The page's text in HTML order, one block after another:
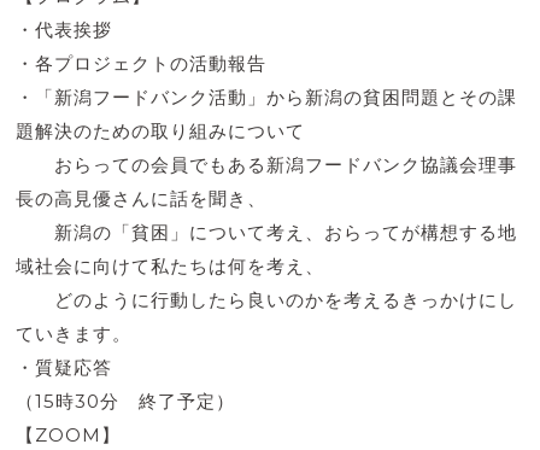
・代表挨拶
・各プロジェクトの活動報告
・「新潟フードバンク活動」から新潟の貧困問題とその課
題解決のための取り組みについて
おらっての会員でもある新潟フードバンク協議会理事
長の高見優さんに話を聞き、
新潟の「貧困」について考え、おらってが構想する地
域社会に向けて私たちは何を考え、
どのように行動したら良いのかを考えるきっかけにし
ていきます。
・質疑応答
（15時30分 終了予定）
【ZOOM】